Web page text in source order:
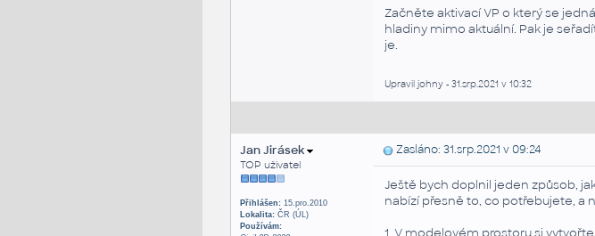
Začněte aktivací VP o který se
hladiny mimo aktuální. Pak je
je.
Upravil johny - 31.srp.2021 v 10:32
Jan Jirásek
TOP uživatel
Přihlášen:15.pro.2010
Lokalita:ČR (ÚL)
Používám:
Zasláno: 31.srp.2021 v 09:24
Ještě bych doplnil jeden způsob,
nabízí přesně to, co potřebujete, a